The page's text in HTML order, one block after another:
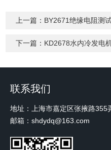
上一篇： BY2671绝缘电阻测
下一篇： KD2678水内冷发电
联系我们
地址：上海市嘉定区张掖路355
邮箱：shdydq@163.com